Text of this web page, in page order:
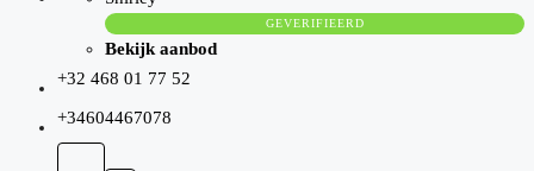
GEVERIFIEERD
Bekijk aanbod
+32 468 01 77 52
+34604467078